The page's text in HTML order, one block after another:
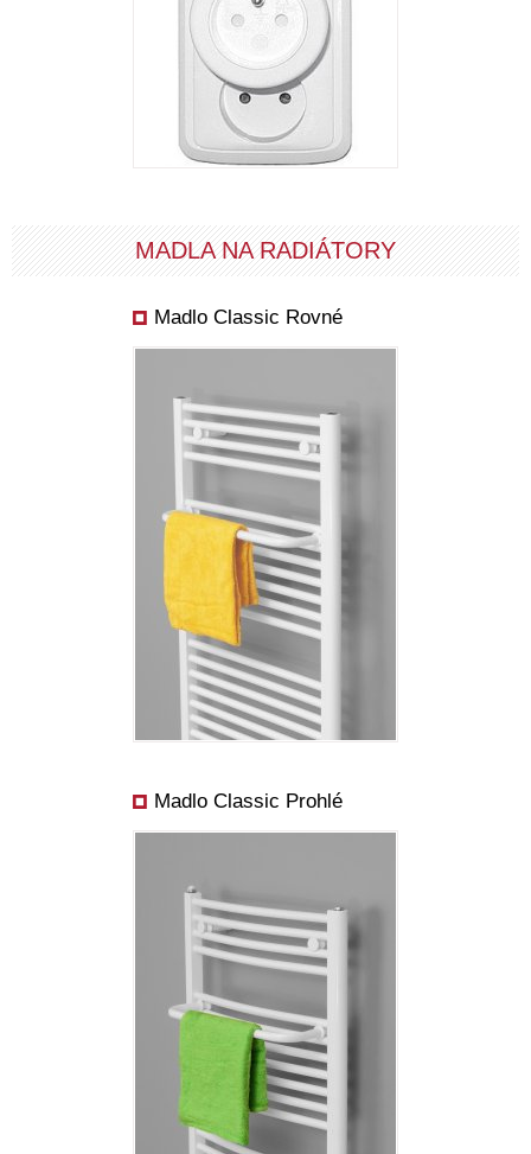
MADLA NA RADIÁTORY
Madlo Classic Rovné
Madlo Classic Prohlé